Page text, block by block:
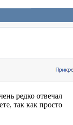
редко отвечал
так как просто